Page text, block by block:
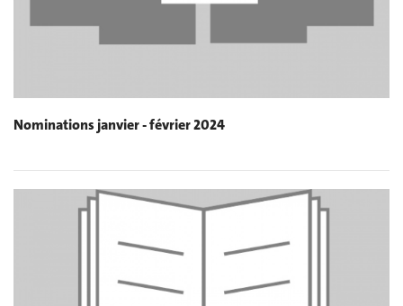
Nominations janvier - février 2024